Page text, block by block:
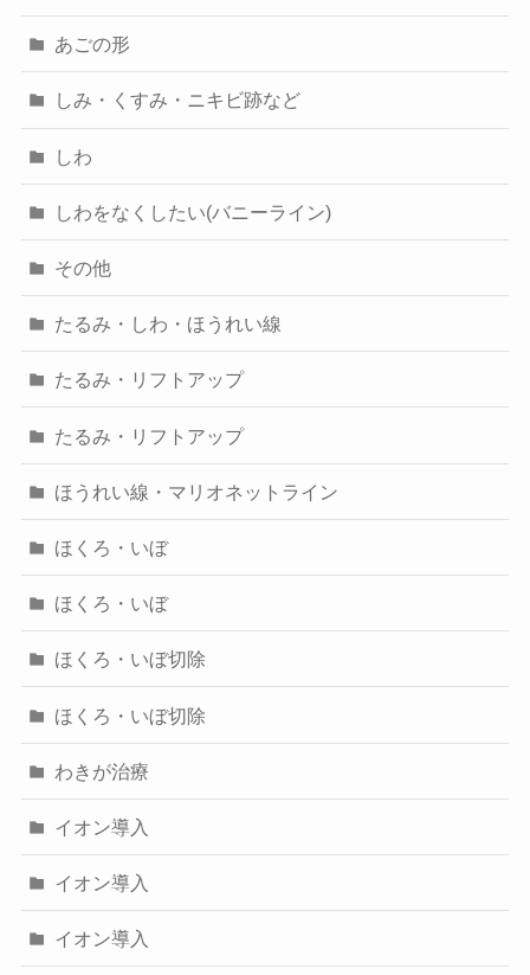
あごの形
しみ・くすみ・ニキビ跡など
しわ
しわをなくしたい(バニーライン)
その他
たるみ・しわ・ほうれい線
たるみ・リフトアップ
たるみ・リフトアップ
ほうれい線・マリオネットライン
ほくろ・いぼ
ほくろ・いぼ
ほくろ・いぼ切除
ほくろ・いぼ切除
わきが治療
イオン導入
イオン導入
イオン導入